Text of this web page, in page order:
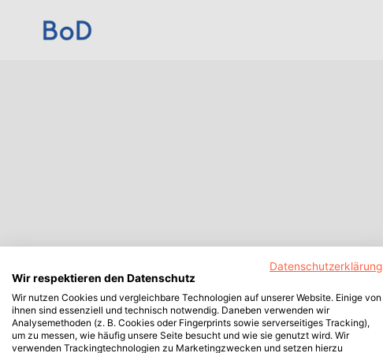
Datenschutzerklärung
Wir respektieren den Datenschutz
Wir nutzen Cookies und vergleichbare Technologien auf unserer Website. Einige von
ihnen sind essenziell und technisch notwendig. Daneben verwenden wir
Analysemethoden (z. B. Cookies oder Fingerprints sowie serverseitiges Tracking),
um zu messen, wie häufig unsere Seite besucht und wie sie genutzt wird. Wir
verwenden Trackingtechnologien zu Marketingzwecken und setzen hierzu